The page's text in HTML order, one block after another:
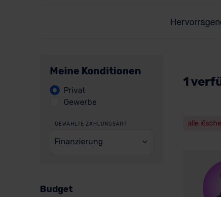
Meine Konditionen
Privat
Gewerbe
GEWÄHLTE ZAHLUNGSART
Finanzierung
Budget
1
alle